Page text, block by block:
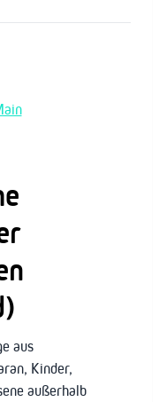
aus
Kinder,
außerhalb